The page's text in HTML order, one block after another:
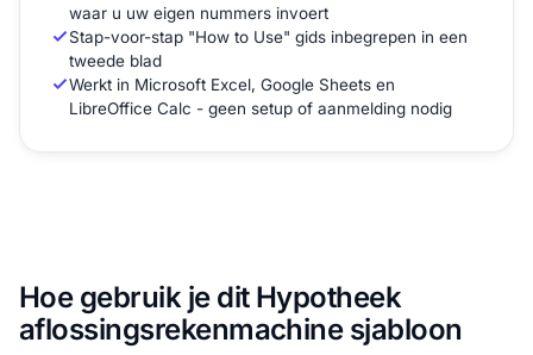
waar u uw eigen nummers invoert
Stap-voor-stap "How to Use" gids inbegrepen in een
tweede blad
Werkt in Microsoft Excel, Google Sheets en
LibreOffice Calc - geen setup of aanmelding nodig
Hoe gebruik je dit Hypotheek
aflossingsrekenmachine sjabloon